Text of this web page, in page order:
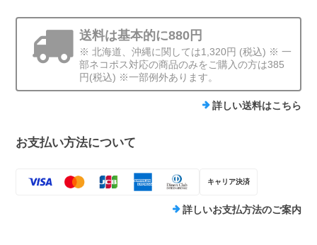
送料は基本的に880円
※ 北海道、沖縄に関しては1,320円 (税込) ※ 一
部ネコポス対応の商品のみをご購入の方は385
円(税込) ※一部例外あります。
詳しい送料はこちら
お支払い方法について
キャリア決済
詳しいお支払方法のご案内